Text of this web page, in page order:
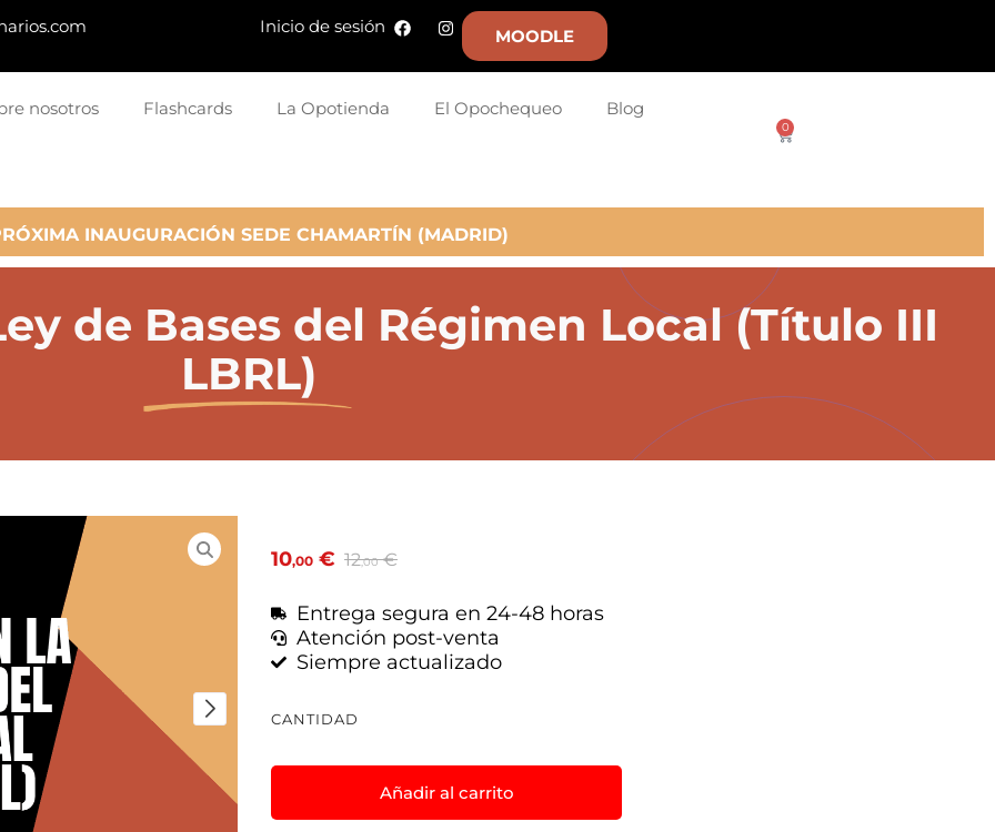
Inicio de sesión MOODLE
nosotros Flashcards La Opotienda El Opochequeo Blog
0
INAUGURACIÓN SEDE CHAMARTÍN (MADRID)
de Bases del Régimen Local (Título III
LBRL)
10,00 € 12,00 €
Entrega segura en 24-48 horas
Atención post-venta
Siempre actualizado
CANTIDAD
Añadir al carrito